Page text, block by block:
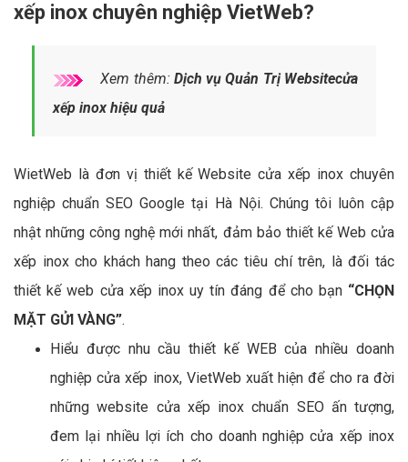
xếp inox chuyên nghiệp VietWeb?
Xem thêm: Dịch vụ Quản Trị Websitecửa
xếp inox hiệu quả
WietWeb là đơn vị thiết kế Website cửa xếp inox chuyên
nghiệp chuẩn SEO Google tại Hà Nội. Chúng tôi luôn cập
nhật những công nghệ mới nhất, đảm bảo thiết kế Web cửa
xếp inox cho khách hang theo các tiêu chí trên, là đối tác
thiết kế web cửa xếp inox uy tín đáng để cho bạn “CHỌN
MẶT GỬI VÀNG”.
Hiểu được nhu cầu thiết kế WEB của nhiều doanh
nghiệp cửa xếp inox, VietWeb xuất hiện để cho ra đời
những website cửa xếp inox chuẩn SEO ấn tượng,
đem lại nhiều lợi ích cho doanh nghiệp cửa xếp inox